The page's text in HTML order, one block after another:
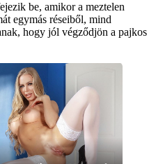
be, amikor a meztelen
egymás réseiből, mind
hogy jól végződjön a pajkos